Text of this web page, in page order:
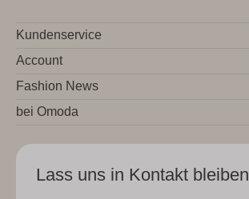
Kundenservice
Account
Fashion News
bei Omoda
Lass uns in Kontakt bleiben